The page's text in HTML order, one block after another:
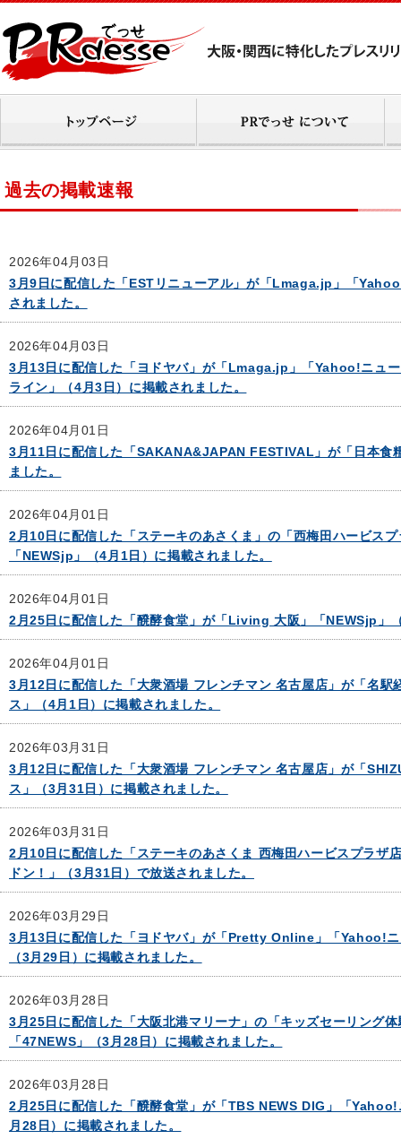
過去の掲載速報
2026年04月03日
3月9日に配信した「ESTリニューアル」が「Lmaga.jp」「
されました。
2026年04月03日
3月13日に配信した「ヨドヤバ」が「Lmaga.jp」「Yahoo!ニュ
ライン」（4月3日）に掲載されました。
2026年04月01日
3月11日に配信した「SAKANA&JAPAN FESTIVAL」が「日本食
ました。
2026年04月01日
2月10日に配信した「ステーキのあさくま」の「西梅田ハービス
「NEWSjp」（4月1日）に掲載されました。
2026年04月01日
2月25日に配信した「醗酵食堂」が「Living 大阪」「NEWSjp」
2026年04月01日
3月12日に配信した「大衆酒場 フレンチマン 名古屋店」が「名
ス」（4月1日）に掲載されました。
2026年03月31日
3月12日に配信した「大衆酒場 フレンチマン 名古屋店」が「
ス」（3月31日）に掲載されました。
2026年03月31日
2月10日に配信した「ステーキのあさくま 西梅田ハービスプラザ
ドン！」（3月31日）で放送されました。
2026年03月29日
3月13日に配信した「ヨドヤバ」が「Pretty Online」「Yahoo!
（3月29日）に掲載されました。
2026年03月28日
3月25日に配信した「大阪北港マリーナ」の「キッズセーリング
「47NEWS」（3月28日）に掲載されました。
2026年03月28日
2月25日に配信した「醗酵食堂」が「TBS NEWS DIG」「
月28日）に掲載されました。